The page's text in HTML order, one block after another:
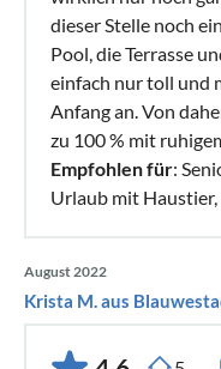
dieser Stelle noch
Pool, die Terrasse
einfach nur toll und
Anfang an. Von
zu 100 % mit
Empfohlen für:
Urlaub mit
August 2022
Krista M. aus